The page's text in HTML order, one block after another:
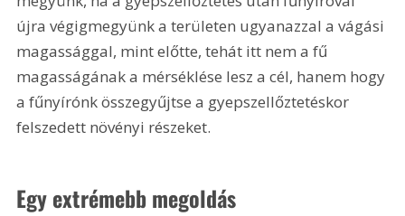
újra végigmegyünk a területen ugyanazzal a vágási
magassággal, mint előtte, tehát itt nem a fű
magasságának a mérséklése lesz a cél, hanem hogy
a fűnyírónk összegyűjtse a gyepszellőztetéskor
felszedett növényi részeket.
Egy extrémebb megoldás